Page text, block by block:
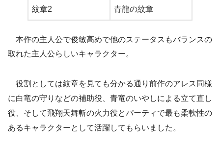
紋章2 青龍の紋章
本作の主人公で俊敏高めで他のステータスもバランスの
取れた主人公らしいキャラクター。
役割としては紋章を見ても分かる通り前作のアレス同様
に白竜の守りなどの補助役、青竜のいやしによる立て直し
役、そして飛翔天舞斬の火力役とパーティで最も柔軟性の
あるキャラクターとして活躍してもらいました。